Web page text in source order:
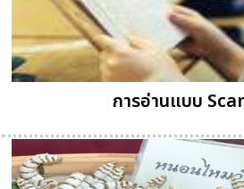
การอ่านแบบ